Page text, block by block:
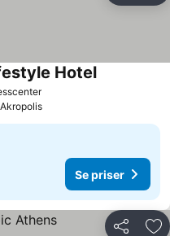
Hotel
Se priser